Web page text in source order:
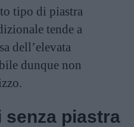
tipo di piastra
tende a
dell’elevata
dunque non
senza piastra